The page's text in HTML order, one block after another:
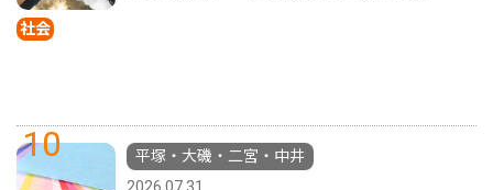
社会
10
平塚・大磯・二宮・中井